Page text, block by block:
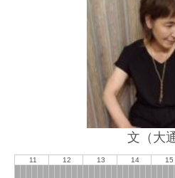
文（大
11 12 13 14 15